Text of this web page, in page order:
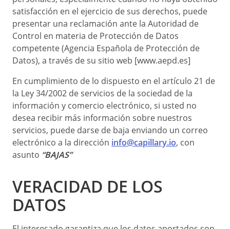
satisfacción en el ejercicio de sus derechos, puede
presentar una reclamación ante la Autoridad de
Control en materia de Protección de Datos
competente (Agencia Española de Protección de
Datos), a través de su sitio web [www.aepd.es]
En cumplimiento de lo dispuesto en el artículo 21 de
la Ley 34/2002 de servicios de la sociedad de la
información y comercio electrónico, si usted no
desea recibir más información sobre nuestros
servicios, puede darse de baja enviando un correo
electrónico a la dirección info@capillary.io, con
asunto “BAJAS”
VERACIDAD DE LOS
DATOS